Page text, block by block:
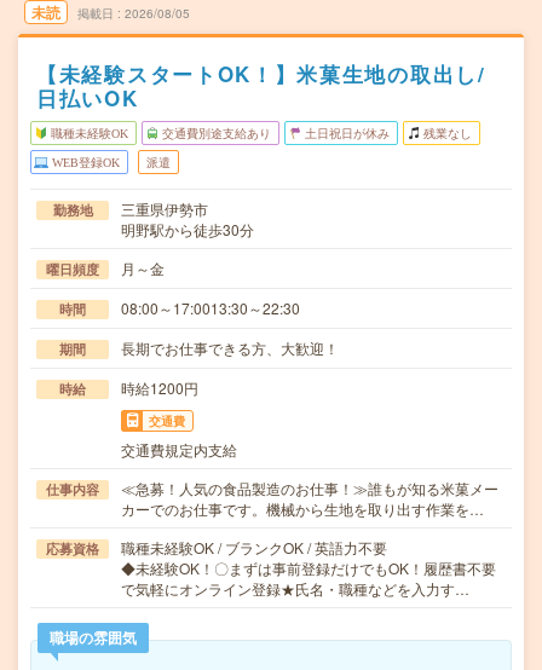
未読 掲載日 2026/08/05
【未経験スタートOK！】米菓生地の取出し/
日払いOK
職種未経験OK 交通費別途支給あり 土日祝日が休み 残業なし
WEB登録OK 派遣
勤務地
三重県伊勢市
明野駅から徒歩30分
曜日頻度 月～金
時間 08:00～17:0013:30～22:30
期間 長期でお仕事できる方、大歓迎！
時給 時給1200円
交通費
交通費規定内支給
仕事内容
≪急募！人気の食品製造のお仕事！≫誰もが知る米菓メー
カーでのお仕事です。機械から生地を取り出す作業を…
応募資格
職種未経験OK / ブランクOK / 英語力不要
◆未経験OK！〇まずは事前登録だけでもOK！履歴書不要
で気軽にオンライン登録★氏名・職種などを入力す…
職場の雰囲気